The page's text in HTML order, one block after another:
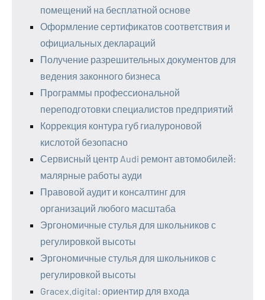
помещений на бесплатной основе
Оформление сертификатов соответствия и
официальных деклараций
Получение разрешительных документов для
ведения законного бизнеса
Программы профессиональной
переподготовки специалистов предприятий
Коррекция контура губ гиалуроновой
кислотой безопасно
Сервисный центр Audi ремонт автомобилей:
малярные работы ауди
Правовой аудит и консалтинг для
организаций любого масштаба
Эргономичные стулья для школьников с
регулировкой высоты
Эргономичные стулья для школьников с
регулировкой высоты
Gracex.digital: ориентир для входа